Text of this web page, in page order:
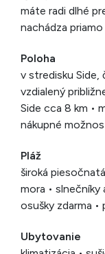
máte radi dlhé
nachádza
Poloha
v stredisku Side,
vzdialený
Side cca 8 km •
nákupné
Pláž
široká
mora • slnečníky
osušky zdarma •
Ubytovanie